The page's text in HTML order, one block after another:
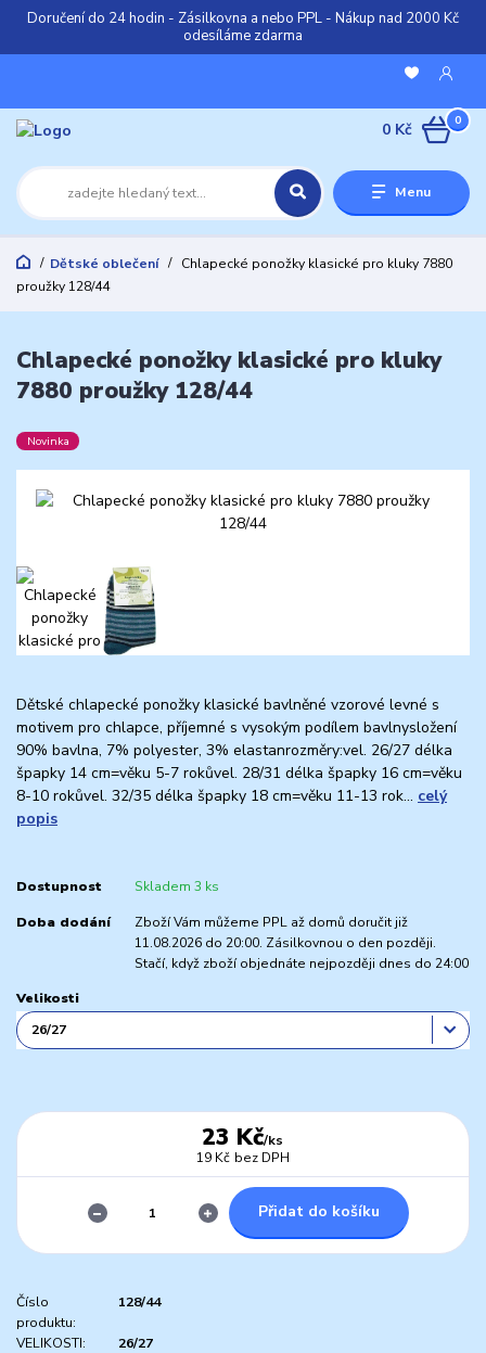
Doručení do 24 hodin - Zásilkovna a nebo PPL - Nákup nad 2000 Kč
odesíláme zdarma
Menu
0
0 Kč
Dětské oblečení
Chlapecké ponožky klasické pro kluky 7880
proužky 128/44
Chlapecké ponožky klasické pro kluky
7880 proužky 128/44
Novinka
Dětské chlapecké ponožky klasické bavlněné vzorové levné s
motivem pro chlapce, příjemné s vysokým podílem bavlnysložení
90% bavlna, 7% polyester, 3% elastanrozměry:vel. 26/27 délka
špapky 14 cm=věku 5-7 rokůvel. 28/31 délka špapky 16 cm=věku
8-10 rokůvel. 32/35 délka špapky 18 cm=věku 11-13 rok... celý
popis
Dostupnost Skladem 3 ks
Doba dodání
Zboží Vám můžeme PPL až domů doručit již
11.08.2026 do 20:00. Zásilkovnou o den později.
Stačí, když zboží objednáte nejpozději dnes do 24:00
Velikosti
23 Kč/ks
19 Kč bez DPH
Přidat do košíku
Číslo
produktu:
128/44
VELIKOSTI:
26/27